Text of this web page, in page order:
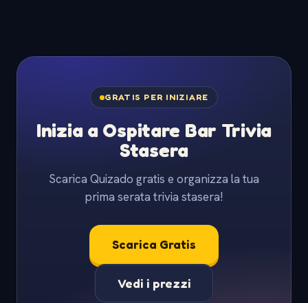
GRATIS PER INIZIARE
Inizia a Ospitare Bar Trivia
Stasera
Scarica Quizado gratis e organizza la tua
prima serata trivia stasera!
Scarica Gratis
Vedi i prezzi